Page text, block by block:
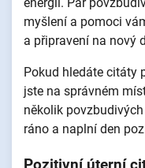
myšlení a pomoci
a připravení na nový
Pokud hledáte citáty
jste na správném
několik
ráno a naplní den